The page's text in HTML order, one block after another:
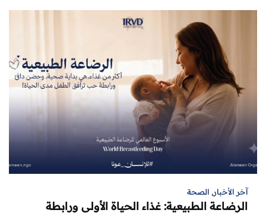
آخر الأخبار, الصحة
الرضاعة الطبيعية: غذاء الحياة الأولى ورابطة